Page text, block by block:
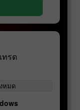
รด
หมด